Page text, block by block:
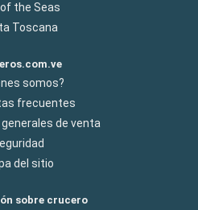
of the Seas
Toscana
somos?
frecuentes
de venta
del sitio
sobre crucero